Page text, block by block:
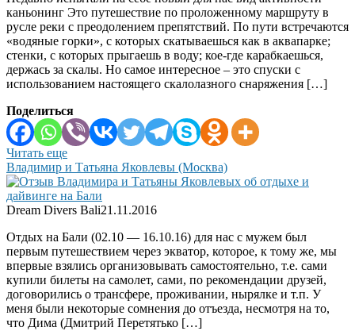
каньонинг Это путешествие по проложенному маршруту в
русле реки с преодолением препятствий. По пути встречаются
«водяные горки», с которых скатываешься как в аквапарке;
стенки, с которых прыгаешь в воду; кое-где карабкаешься,
держась за скалы. Но самое интересное – это спуски с
использованием настоящего скалолазного снаряжения […]
Поделиться
Читать еще
Владимир и Татьяна Яковлевы (Москва)
Dream Divers Bali21.11.2016
Отдых на Бали (02.10 — 16.10.16) для нас с мужем был
первым путешествием через экватор, которое, к тому же, мы
впервые взялись организовывать самостоятельно, т.е. сами
купили билеты на самолет, сами, по рекомендации друзей,
договорились о трансфере, проживании, нырялке и т.п. У
меня были некоторые сомнения до отъезда, несмотря на то,
что Дима (Дмитрий Перетятько […]